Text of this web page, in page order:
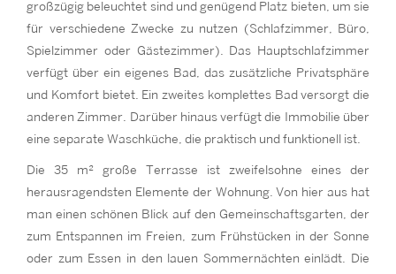
großzügig beleuchtet sind und genügend Platz bieten, um sie
für verschiedene Zwecke zu nutzen (Schlafzimmer, Büro,
Spielzimmer oder Gästezimmer). Das Hauptschlafzimmer
verfügt über ein eigenes Bad, das zusätzliche Privatsphäre
und Komfort bietet. Ein zweites komplettes Bad versorgt die
anderen Zimmer. Darüber hinaus verfügt die Immobilie über
eine separate Waschküche, die praktisch und funktionell ist.
Die 35 m² große Terrasse ist zweifelsohne eines der
herausragendsten Elemente der Wohnung. Von hier aus hat
man einen schönen Blick auf den Gemeinschaftsgarten, der
zum Entspannen im Freien, zum Frühstücken in der Sonne
oder zum Essen in den lauen Sommernächten einlädt. Die